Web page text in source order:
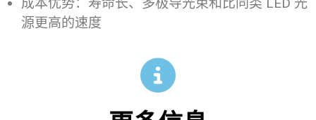
成本优势：寿命长、多极导光束和比同类 LED 光
源更高的速度